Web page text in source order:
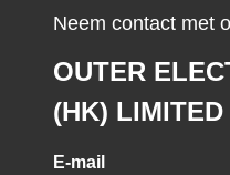
Neem contact met
OUTER
(HK) LIMITED
E-mail